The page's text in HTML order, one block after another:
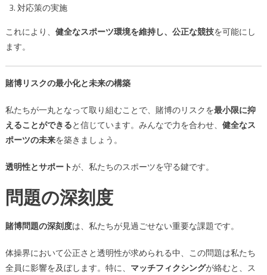
対応策の実施
これにより、 健全なスポーツ環境を維持し、公正な競技を可能にし
ます。
賭博リスクの最小化と未来の構築
私たちが一丸となって取り組むことで、賭博のリスクを最小限に抑
えることができると信じています。みんなで力を合わせ、 健全なス
ポーツの未来を築きましょう。
透明性とサポートが、私たちのスポーツを守る鍵です。
問題の深刻度
賭博問題の深刻度は、私たちが見過ごせない重要な課題です。
体操界において公正さと透明性が求められる中、この問題は私たち
全員に影響を及ぼします。特に、 マッチフィクシングが絡むと、ス